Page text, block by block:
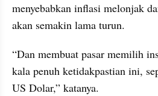
menyebabkan inflasi melonjak
akan semakin lama turun.
“Dan membuat pasar memilih
kala penuh ketidakpastian ini,
US Dolar,” katanya.